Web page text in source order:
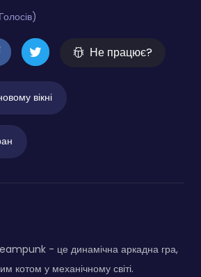
Не працює?
вікні
- це динамічна аркадна гра,
котом у механічному світі.